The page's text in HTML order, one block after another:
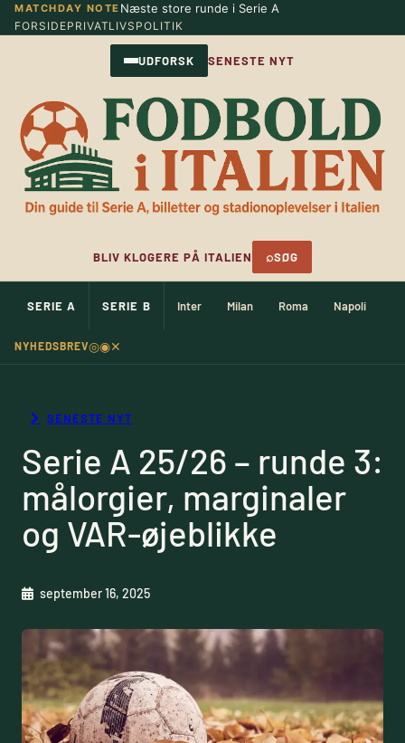
Spring
til
MATCHDAY NOTE Næste store runde i Serie A
FORSIDEPRIVATLIVSPOLITIK
UDFORSK SENESTE NYT
BLIV KLOGERE PÅ ITALIEN ⌕SØG
SERIE A SERIE B Inter Milan Roma Napoli
NYHEDSBREV◎◉✕
SENESTE NYT
Serie A 25/26 – runde 3:
målorgier, marginaler
og VAR-øjeblikke
september 16, 2025